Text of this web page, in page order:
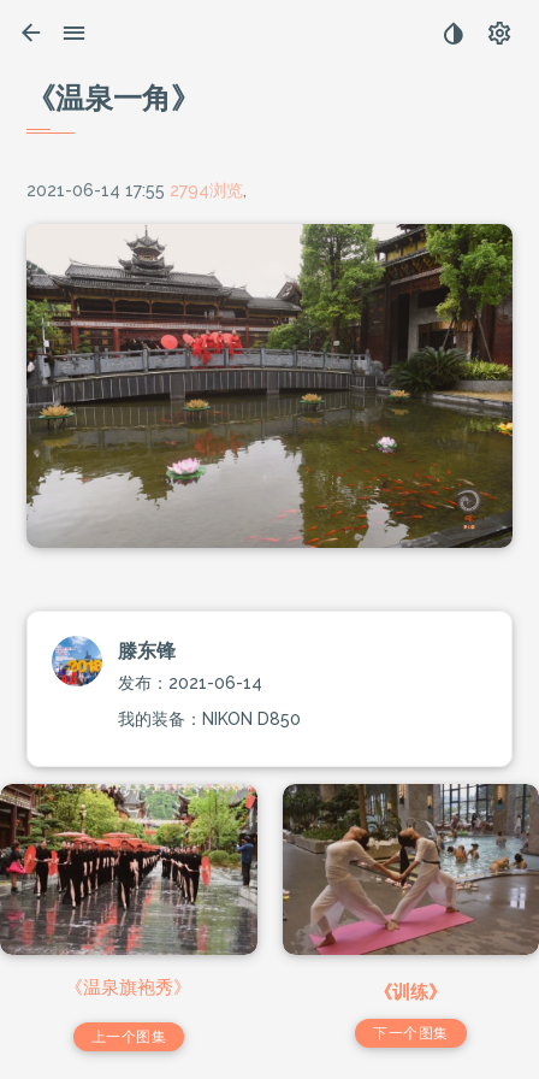
《温泉一角》
2021-06-14 17:55 2794浏览
滕东锋
发布：2021-06-14
我的装备：NIKON D850
《温泉旗袍秀》
上一个图集
《训练》
下一个图集